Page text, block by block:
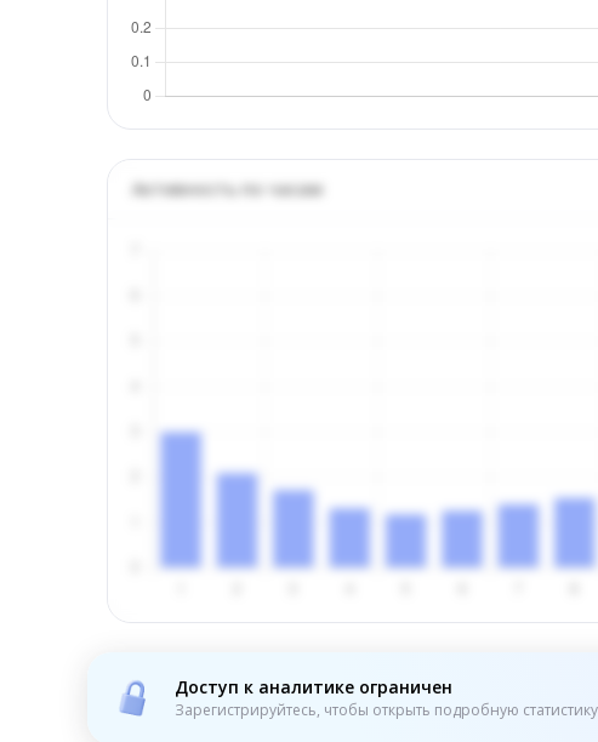
Активность по часам
Доступ к аналитике ограничен
Зарегистрируйтесь, чтобы открыть подробную статистику